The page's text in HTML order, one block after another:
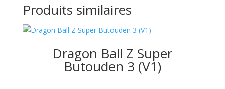
Produits similaires
Dragon Ball Z Super
Butouden 3 (V1)